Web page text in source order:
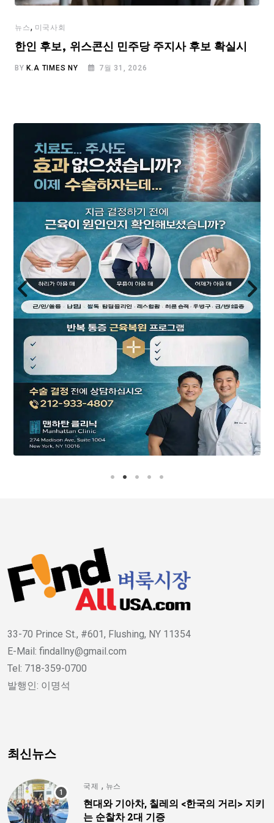
뉴스, 미국사회
한인 후보, 위스콘신 민주당 주지사 후보 확실시
BY K.A TIMES NY 7월 31, 2026
33-70 Prince St., #601, Flushing, NY 11354
E-Mail: findallny@gmail.com
Tel: 718-359-0700
발행인: 이명석
최신뉴스
국제 , 뉴스
현대와 기아차, 칠레의 <한국의 거리> 지키
는 순찰차 2대 기증